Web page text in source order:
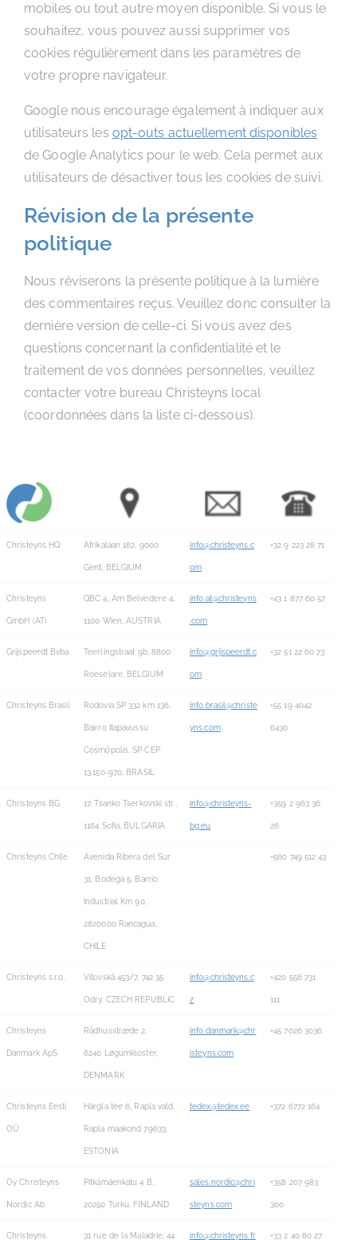
mobiles ou tout autre moyen disponible. Si vous le
souhaitez, vous pouvez aussi supprimer vos
cookies régulièrement dans les paramètres de
votre propre navigateur.
Google nous encourage également à indiquer aux
utilisateurs les opt-outs actuellement disponibles
de Google Analytics pour le web. Cela permet aux
utilisateurs de désactiver tous les cookies de suivi.
Révision de la présente
politique
Nous réviserons la présente politique à la lumière
des commentaires reçus. Veuillez donc consulter la
dernière version de celle-ci. Si vous avez des
questions concernant la confidentialité et le
traitement de vos données personnelles, veuillez
contacter votre bureau Christeyns local
(coordonnées dans la liste ci-dessous).
Christeyns HQ Afrikalaan 182, 9000
Gent, BELGIUM
info@christeyns.c
om
+32 9 223 28 71
Christeyns
GmbH (AT)
QBC 4, Am Belvedere 4,
1100 Wien, AUSTRIA
info.at@christeyns
.com
+43 1 877 60 57
Grijspeerdt Bvba Teerlingstraat 9b, 8800
Roeselare, BELGIUM
info@grijspeerdt.c
om
+32 51 22 60 73
Christeyns Brasil Rodovia SP 332 km 136,
Bairro Itapavussu
Cosmópolis, SP CEP
13.150-970, BRASIL
info.brasil@christe
yns.com
+55 19 4042
6430
Christeyns BG 17, Tsanko Tserkovski str.,
1164 Sofia, BULGARIA
info@christeyns-
bg.eu
+359 2 963 36
26
Christeyns Chile Avenida Ribera del Sur
31, Bodega 5, Barrio
Industrial Km 90,
2820000 Rancagua,
CHILE
+560 749 512 43
Christeyns s.r.o. Vitovská 453/7, 742 35
Odry, CZECH REPUBLIC
info@christeyns.c
z
+420 556 731
111
Christeyns
Danmark ApS
Rådhusstræde 2,
6240 Løgumkloster,
DENMARK
info.danmark@chr
isteyns.com
+45 7026 3036
Christeyns Eesti
OÜ
Härgla tee 6, Rapla vald,
Rapla maakond 79633,
ESTONIA
tedex@tedex.ee +372 6772 164
Oy Christeyns
Nordic Ab
Pitkämäenkatu 4 B,
20250 Turku, FINLAND
sales.nordic@chri
steyns.com
+358 207 983
300
Christeyns 31 rue de la Maladrie, 44 info@christeyns.fr +33 2 40 80 27